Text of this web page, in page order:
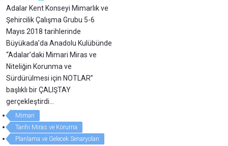
Adalar Kent Konseyi Mimarlık ve
Şehircilik Çalışma Grubu 5-6
Mayıs 2018 tarihlerinde
Büyükada’da Anadolu Kulübünde
“Adalar’daki Mimari Miras ve
Niteliğin Korunma ve
Sürdürülmesi için NOTLAR”
başlıklı bir ÇALIŞTAY
gerçekleştirdi...
Mimari
Tarihi Miras ve Koruma
Planlama ve Gelecek Senaryoları